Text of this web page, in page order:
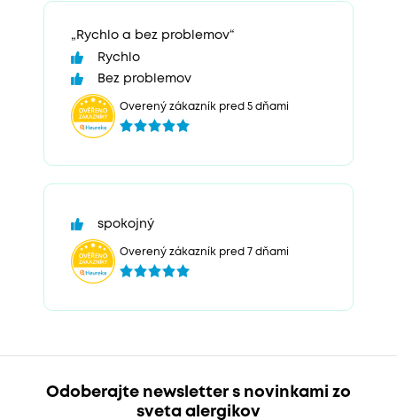
„Rychlo a bez problemov“
Rychlo
Bez problemov
Overený zákazník pred 5 dňami
spokojný
Overený zákazník pred 7 dňami
Odoberajte newsletter s novinkami zo
sveta alergikov